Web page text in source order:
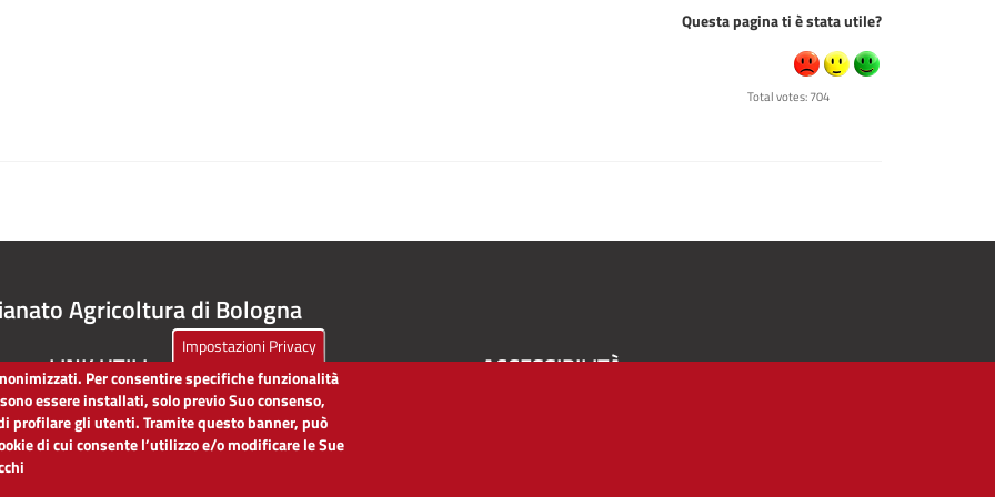
Questa pagina ti è stata utile?
Total votes: 704
Agricoltura di Bologna
LINK UTILI
Dichiarazione di accessibilità
Obiettivi di accessibilità
ACCESSIBILITÀ
Impostazioni Privacy
Per consentire specifiche funzionalità
essere installati, solo previo Suo consenso,
profilare gli utenti. Tramite questo banner, può
di cui consente l’utilizzo e/o modificare le Sue